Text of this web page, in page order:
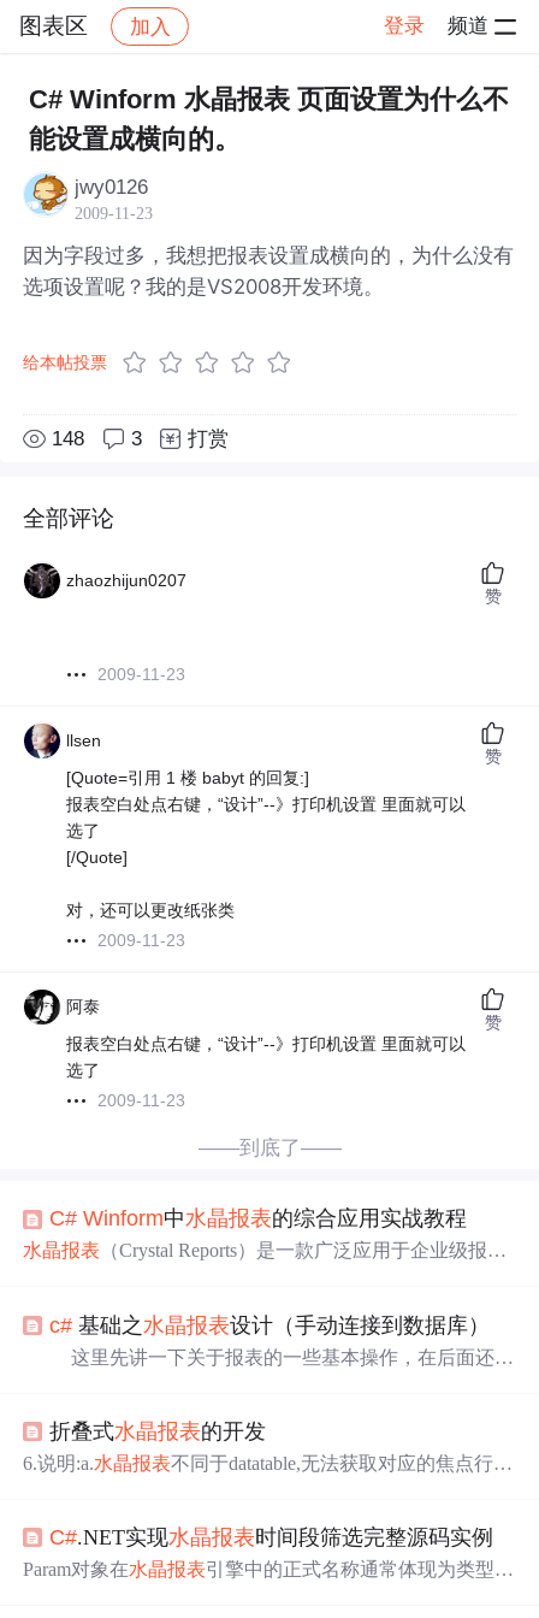
图表区 加入 登录 频道
社区 图表区 帖子详情
C# Winform 水晶报表 页面设置为什么不
能设置成横向的。
jwy0126
2009-11-23
因为字段过多，我想把报表设置成横向的，为什么没有
选项设置呢？我的是VS2008开发环境。
给本帖投票
148 3 打赏
全部评论
zhaozhijun0207
2009-11-23
赞
llsen
[Quote=引用 1 楼 babyt 的回复:]
报表空白处点右键，“设计”--》打印机设置 里面就可以
选了
[/Quote]
对，还可以更改纸张类
2009-11-23
赞
阿泰
报表空白处点右键，“设计”--》打印机设置 里面就可以
选了
2009-11-23
赞
——到底了——
C# Winform中水晶报表的综合应用实战教程
水晶报表 （Crystal Reports）是一款广泛应用于企业级报表
的应用程序中。在水晶报表的设计界面上，左侧排列着用
于报表元素添加的工具箱。工具箱内包含多种组件，每个
入图片，可以是来自文件系统或数据库的图像。线条和
框：用于在报表中绘制线条或框线，增加视觉区分。图表
对象。
c# 基础之 水晶报表设计（手动连接到数据库）
这里先讲一下关于报表的一些基本操作，在后面还有
表”的报表设计模板，扩展名为“.rdlc”,简称“微软报表”；另
一类名为“Crystal报表”的报表设计模板，扩展名为“.rpt”，
折叠式水晶报表的开发
6.说明:a.水晶报表不同于datatable,无法获取对应的焦点行，
数据需要利用存储过程或者缓存将数据提前结算出结果，
避免数据刷新时在进行计算，耗时严重，影响用户体
C#.NET实现水晶报表时间段筛选完整源码实例
Param对象在水晶报表引擎中的正式名称通常体现为类型，